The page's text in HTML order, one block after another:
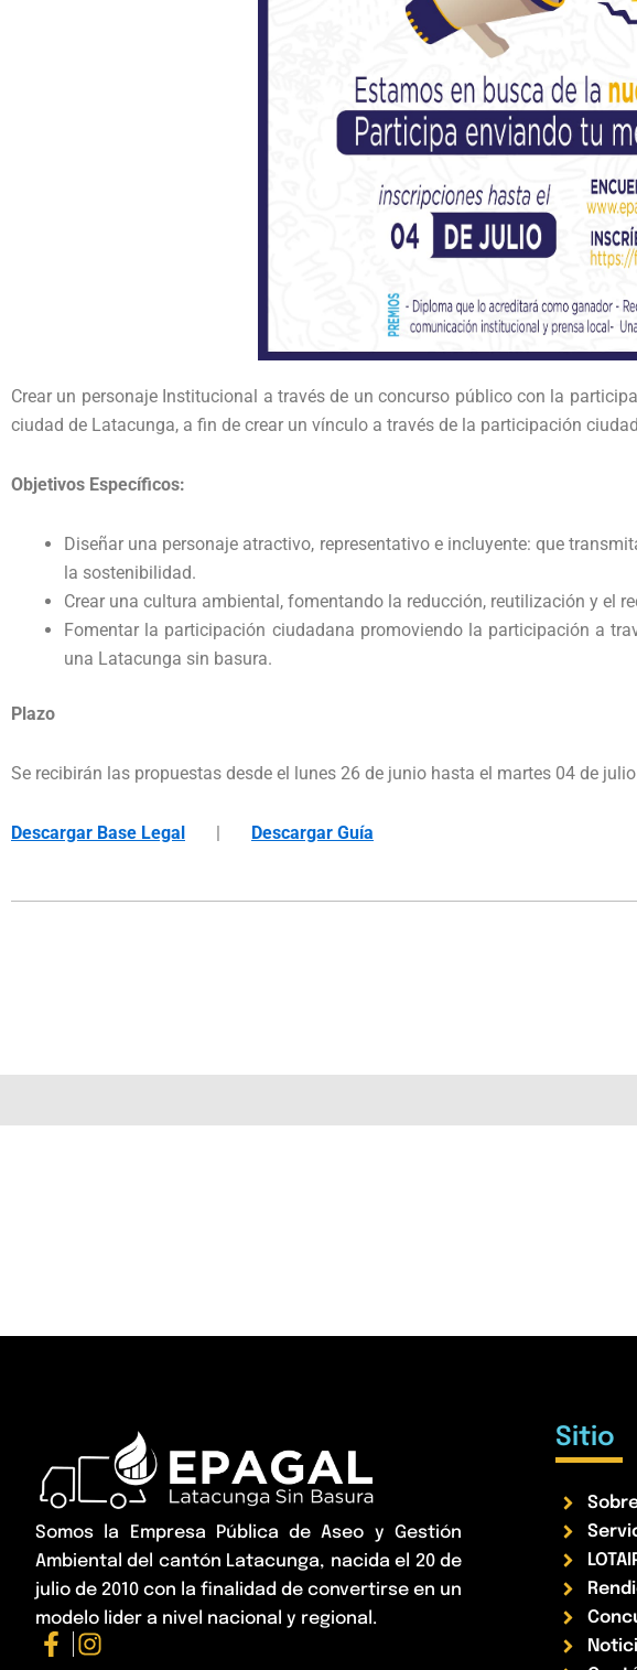
Crear un personaje Institucional a través de un concurso público con la
ciudad de Latacunga, a fin de crear un vínculo a través de la participación
Objetivos Específicos:
Diseñar una personaje atractivo, representativo e incluyente: que
la sostenibilidad.
Crear una cultura ambiental, fomentando la reducción, reutilización y el
Fomentar la participación ciudadana promoviendo la participación a
una Latacunga sin basura.
Plazo
Se recibirán las propuestas desde el lunes 26 de junio hasta el martes 04 de
Descargar Base Legal | Descargar Guía
Somos la Empresa Pública de Aseo y Gestión
Ambiental del cantón Latacunga, nacida el 20 de
julio de 2010 con la finalidad de convertirse en un
modelo lider a nivel nacional y regional.
Sitio